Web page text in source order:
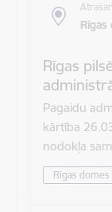
Rīgas
Rīgas
Pagaidu
kārtība
nodokļa
Rīgas domes